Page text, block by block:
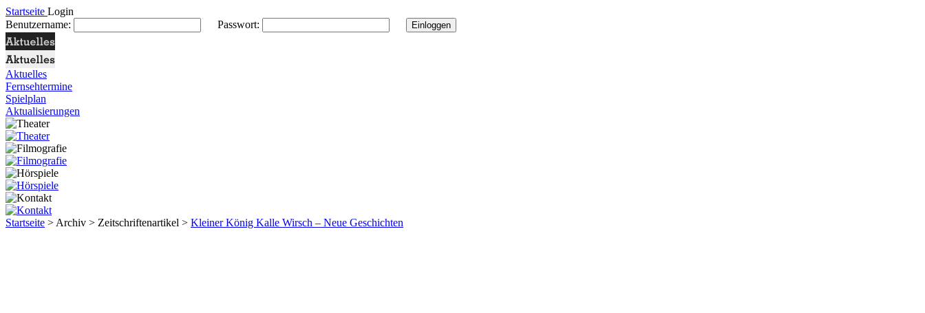
Startseite Login
Benutzername:
Passwort:
Aktuelles
Fernsehtermine
Spielplan
Aktualisierungen
Startseite > Archiv > Zeitschriftenartikel > Kleiner König Kalle Wirsch – Neue Geschichten